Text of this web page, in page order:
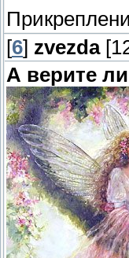
[6] zvezda
А верите